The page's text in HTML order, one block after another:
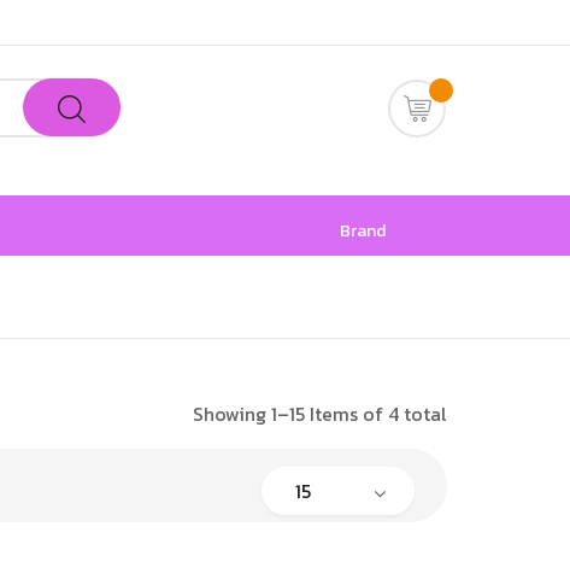
Brand
Showing 1–15 Items of 4 total